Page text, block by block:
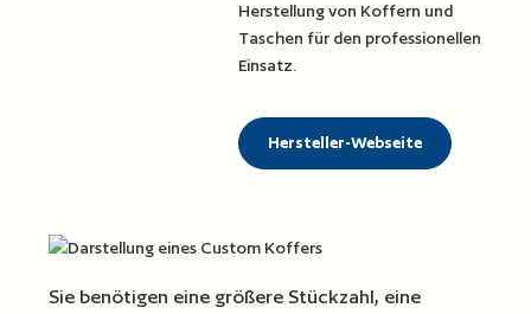
Herstellung von Koffern und
Taschen für den professionellen
Einsatz.
Hersteller-Webseite
Sie benötigen eine größere Stückzahl, eine